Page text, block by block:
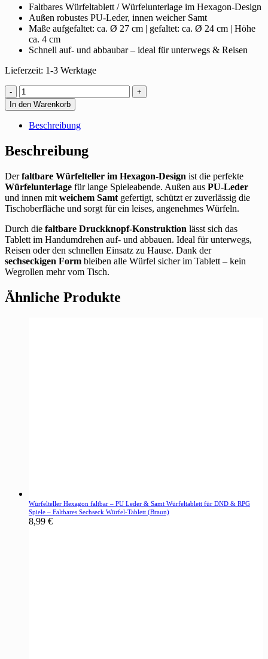
Faltbares Würfeltablett / Würfelunterlage im Hexagon-Design
Außen robustes PU-Leder, innen weicher Samt
Maße aufgefaltet: ca. Ø 27 cm | gefaltet: ca. Ø 24 cm | Höhe
ca. 4 cm
Schnell auf- und abbaubar – ideal für unterwegs & Reisen
Lieferzeit: 1-3 Werktage
Würfelteller
Hexagon
faltbar
–
PU
Leder
&
Würfeltablett
für
DND
&
Spiele
–
Faltbares
Sechseck
Würfel-
(Schwarz)
Menge
In den Warenkorb
Beschreibung
Beschreibung
Derfaltbare Würfelteller im Hexagon-Design ist die perfekte
Würfelunterlage für lange Spieleabende. Außen aus PU-Leder
und innen mit weichem Samt gefertigt, schützt er zuverlässig die
Tischoberfläche und sorgt für ein leises, angenehmes Würfeln.
Durch die faltbare Druckknopf-Konstruktion lässt sich das
Tablett im Handumdrehen auf- und abbauen. Ideal für unterwegs,
Reisen oder den schnellen Einsatz zu Hause. Dank der
sechseckigen Form bleiben alle Würfel sicher im Tablett – kein
Wegrollen mehr vom Tisch.
Ähnliche Produkte
Würfelteller Hexagon faltbar – PU Leder & Samt Würfeltablett für DND & RPG
Spiele – Faltbares Sechseck Würfel-Tablett (Braun)
8,99 €